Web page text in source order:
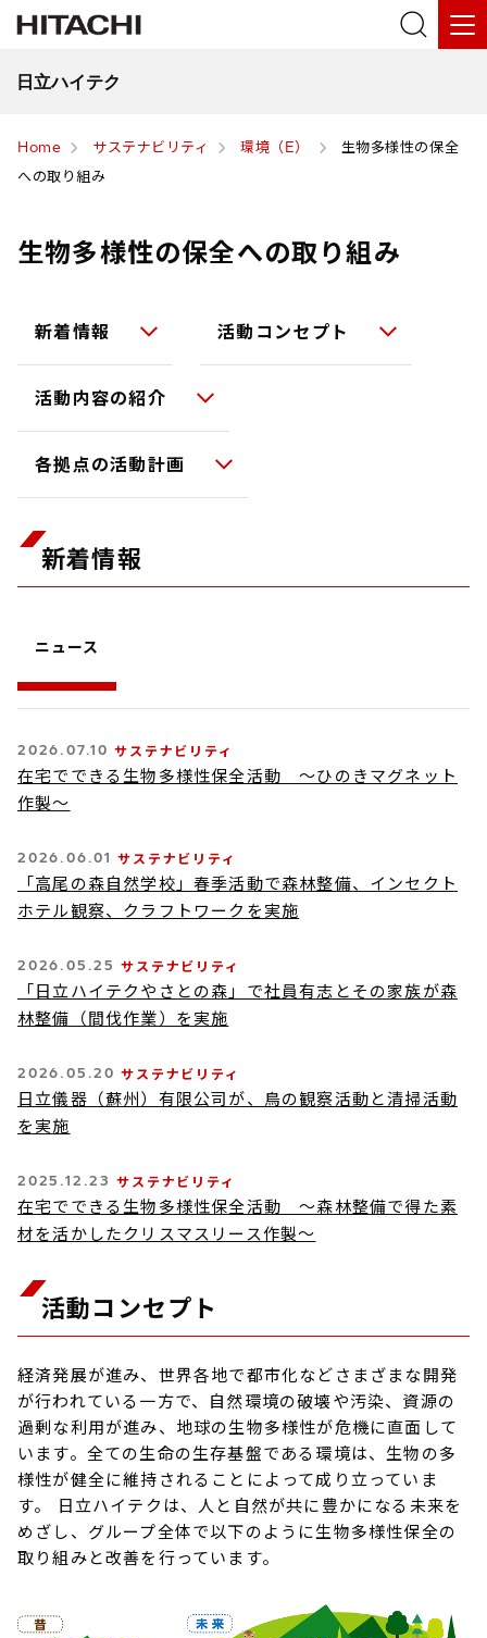
日立ハイテク
Home サステナビリティ 環境（E）
生物多様性の保全
への取り組み
生物多様性の保全への取り組み
新着情報 活動コンセプト
活動内容の紹介
各拠点の活動計画
新着情報
ニュース
2026.07.10 サステナビリティ
在宅でできる生物多様性保全活動 ～ひのきマグネット
作製～
2026.06.01 サステナビリティ
「高尾の森自然学校」春季活動で森林整備、インセクト
ホテル観察、クラフトワークを実施
2026.05.25 サステナビリティ
「日立ハイテクやさとの森」で社員有志とその家族が森
林整備（間伐作業）を実施
2026.05.20 サステナビリティ
日立儀器（蘇州）有限公司が、鳥の観察活動と清掃活動
を実施
2025.12.23 サステナビリティ
在宅でできる生物多様性保全活動 ～森林整備で得た素
材を活かしたクリスマスリース作製～
活動コンセプト
経済発展が進み、世界各地で都市化などさまざまな開発
が行われている一方で、自然環境の破壊や汚染、資源の
過剰な利用が進み、地球の生物多様性が危機に直面して
います。全ての生命の生存基盤である環境は、生物の多
様性が健全に維持されることによって成り立っていま
す。 日立ハイテクは、人と自然が共に豊かになる未来を
めざし、グループ全体で以下のように生物多様性保全の
取り組みと改善を行っています。